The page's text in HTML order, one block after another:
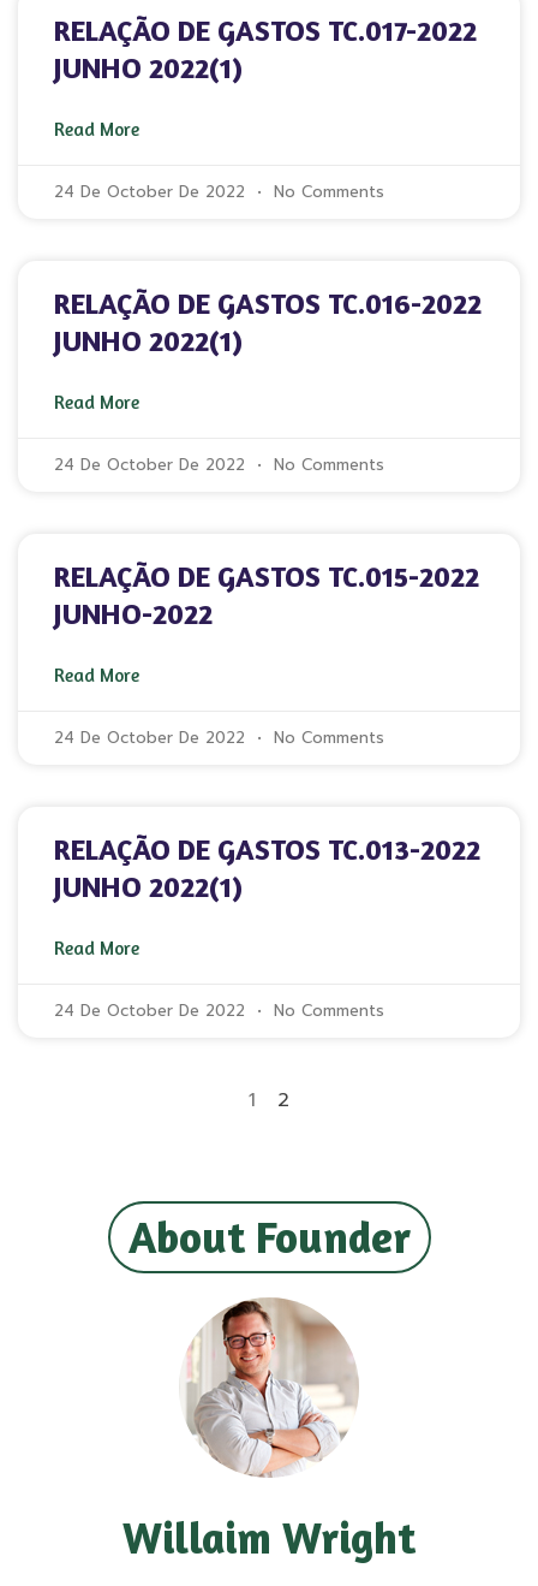
RELAÇÃO DE GASTOS TC.017-2022
JUNHO 2022(1)
Read More
24 De October De 2022 No Comments
RELAÇÃO DE GASTOS TC.016-2022
JUNHO 2022(1)
Read More
24 De October De 2022 No Comments
RELAÇÃO DE GASTOS TC.015-2022
JUNHO-2022
Read More
24 De October De 2022 No Comments
RELAÇÃO DE GASTOS TC.013-2022
JUNHO 2022(1)
Read More
24 De October De 2022 No Comments
1 2
About Founder
Willaim Wright